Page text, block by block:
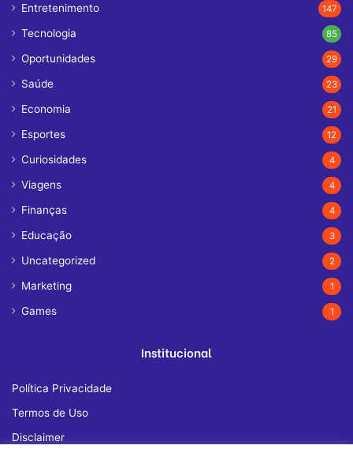
Entretenimento 147
Tecnologia 85
Oportunidades 29
Saúde 23
Economia 21
Esportes 12
Curiosidades 4
Viagens 4
Finanças 4
Educação 3
Uncategorized 2
Marketing 1
Games 1
Institucional
Política Privacidade
Termos de Uso
Disclaimer